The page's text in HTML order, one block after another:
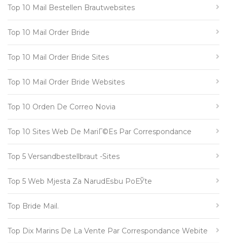
Top 10 Mail Bestellen Brautwebsites
Top 10 Mail Order Bride
Top 10 Mail Order Bride Sites
Top 10 Mail Order Bride Websites
Top 10 Orden De Correo Novia
Top 10 Sites Web De MariГ©es Par Correspondance
Top 5 Versandbestellbraut -Sites
Top 5 Web Mjesta Za NarudЕѕbu PoЕЎte
Top Bride Mail.
Top Dix Marins De La Vente Par Correspondance Webite